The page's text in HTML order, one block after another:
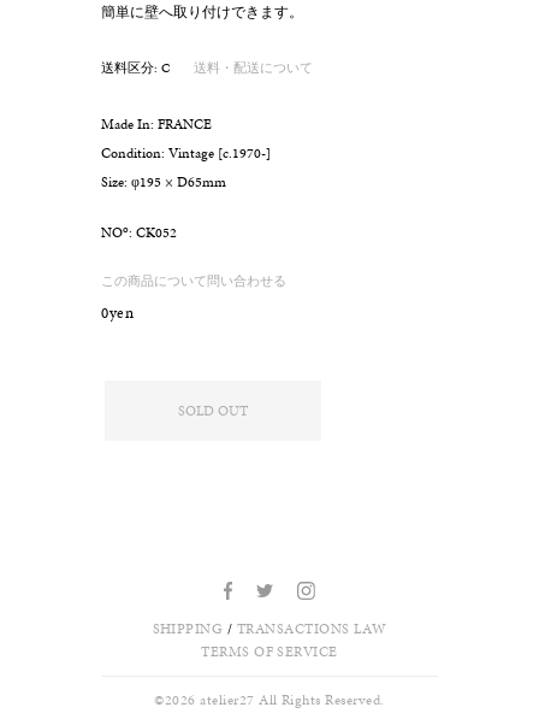
簡単に壁へ取り付けできます。
送料区分: C 送料・配送について
Made In: FRANCE
Condition: Vintage [c.1970-]
Size: φ195 × D65mm
NOo: CK052
この商品について問い合わせる
0yen
SOLD OUT
SHIPPING / TRANSACTIONS LAW
TERMS OF SERVICE
©2026 atelier27 All Rights Reserved.